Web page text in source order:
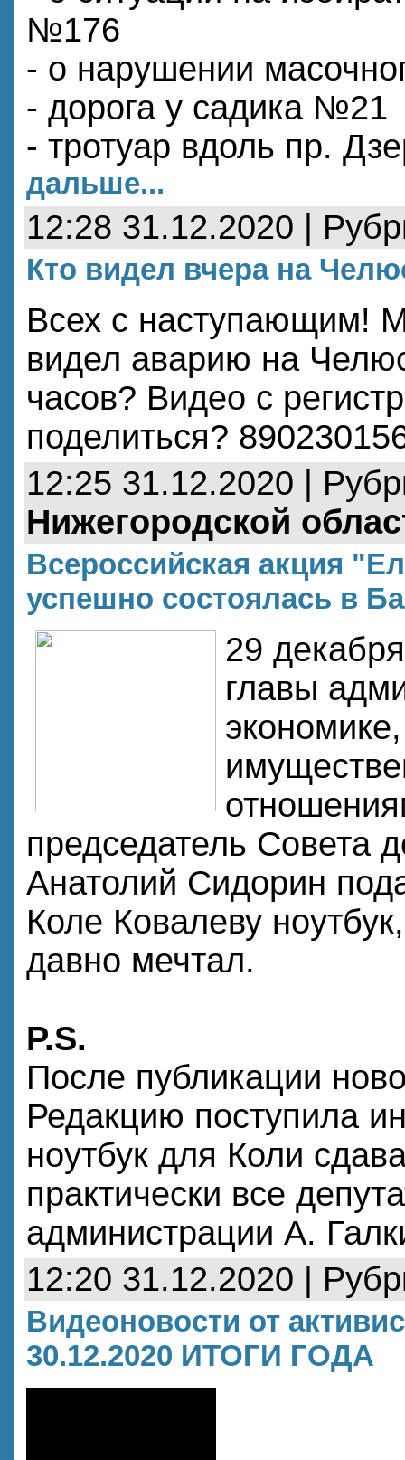
№176
- о нарушении
- дорога у садика №21
- тротуар вдоль пр.
дальше...
12:28 31.12.2020 |
Кто видел вчера на
Всех с наступающим!
видел аварию на
часов? Видео с
поделиться?
12:25 31.12.2020 |
Нижегородской
Всероссийская акция
успешно состоялась в
29
главы
председатель Совета
Анатолий Сидорин
Коле Ковалеву
давно мечтал.
P.S.
После публикации
Редакцию поступила
ноутбук для Коли
практически все
администрации А.
12:20 31.12.2020 |
Видеоновости от
30.12.2020 ИТОГИ ГОДА